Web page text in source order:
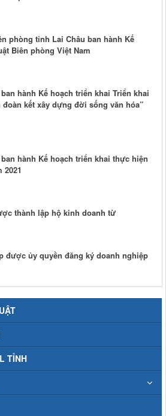
phòng tỉnh Lai Châu ban hành Kế
Biên phòng Việt Nam
hành Kế hoạch triển khai Triển khai
đoàn kết xây dựng đời sống văn hóa”
hành Kế hoạch triển khai thực hiện
thành lập hộ kinh doanh từ
được ủy quyền đăng ký doanh nghiệp
TỈNH